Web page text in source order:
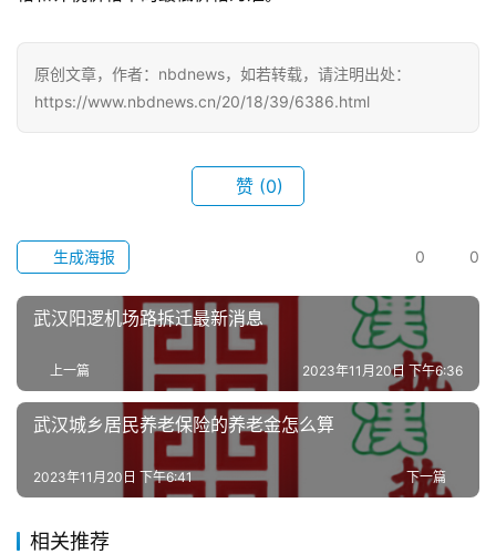
首
汉
办
事
旅
游
滚
原创文章，作者：nbdnews，如若转载，请注明出处：
https://www.nbdnews.cn/20/18/39/6386.html
赞 (0)
0 0
生成海报
武汉阳逻机场路拆迁最新消息
上一篇 2023年11月20日 下午6:36
武汉城乡居民养老保险的养老金怎么算
下一篇
2023年11月20日 下午6:41
相关推荐